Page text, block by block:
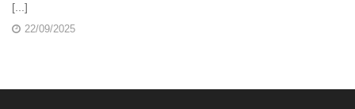
[...]
22/09/2025